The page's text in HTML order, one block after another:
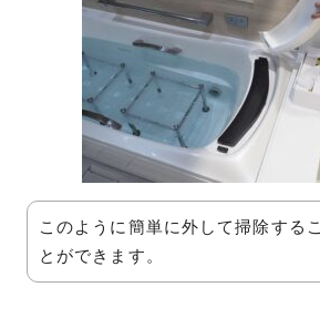
このように簡単に外して掃除するこ
とができます。